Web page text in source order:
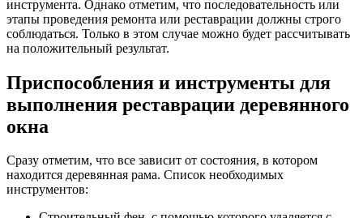
инструмента. Однако отметим, что последовательность или
этапы проведения ремонта или реставрации должны строго
соблюдаться. Только в этом случае можно будет рассчитывать
на положительный результат.
Приспособления и инструменты для
выполнения реставрации деревянного
окна
Сразу отметим, что все зависит от состояния, в котором
находится деревянная рама. Список необходимых
инструментов: